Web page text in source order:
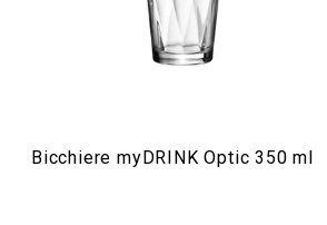
Bicchiere myDRINK Optic 350 ml